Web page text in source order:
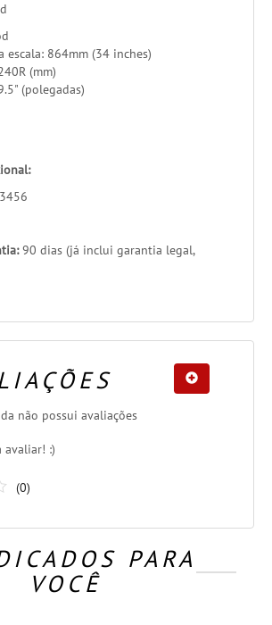
escala: 864mm (34 inches)
(mm)
(polegadas)
90 dias (já inclui garantia legal,
não possui avaliações
avaliar! :)
(0)
PARA
VOCÊ